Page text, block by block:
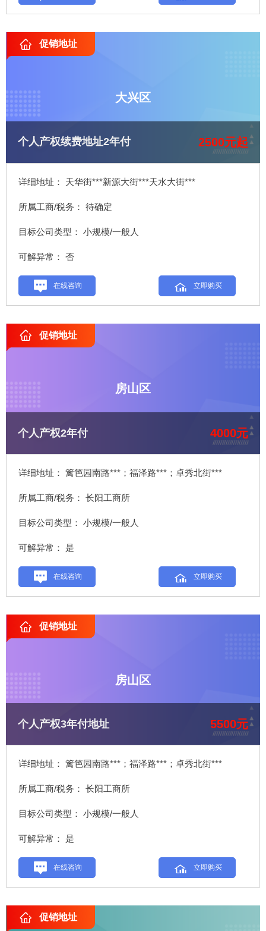
促销地址
个人产权续费地址2年付 2500元起
大兴区
详细地址： 天华街***新源大街***天水大街***
所属工商/税务： 待确定
目标公司类型： 小规模/一般人
可解异常： 否
在线咨询 立即购买
促销地址
个人产权2年付 4000元
房山区
详细地址： 篱笆园南路***；福泽路***；卓秀北街***
所属工商/税务： 长阳工商所
目标公司类型： 小规模/一般人
可解异常： 是
在线咨询 立即购买
促销地址
个人产权3年付地址 5500元
房山区
详细地址： 篱笆园南路***；福泽路***；卓秀北街***
所属工商/税务： 长阳工商所
目标公司类型： 小规模/一般人
可解异常： 是
在线咨询 立即购买
促销地址